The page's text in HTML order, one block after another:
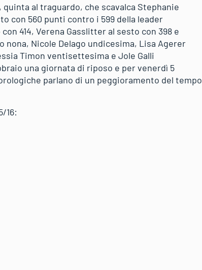
al traguardo, che scavalca Stephanie
con 560 punti contro i 599 della leader
414, Verena Gasslitter al sesto con 398 e
nona, Nicole Delago undicesima, Lisa Agerer
Timon ventisettesima e Jole Galli
una giornata di riposo e per venerdì 5
parlano di un peggioramento del tempo
16: